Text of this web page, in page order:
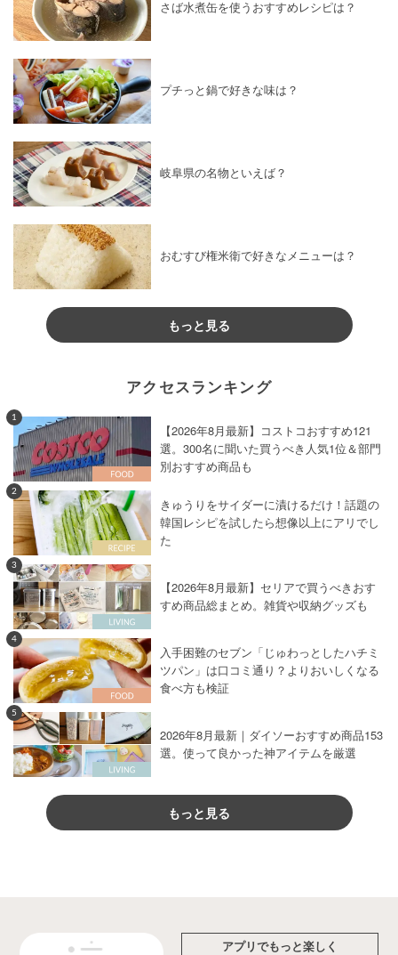
さば水煮缶を使うおすすめレシピは？
プチっと鍋で好きな味は？
岐阜県の名物といえば？
おむすび権米衛で好きなメニューは？
もっと見る
アクセスランキング
1
【2026年8月最新】コストコおすすめ121
選。300名に聞いた買うべき人気1位＆部門
別おすすめ商品も
2
きゅうりをサイダーに漬けるだけ！話題の
韓国レシピを試したら想像以上にアリでし
た
3
【2026年8月最新】セリアで買うべきおす
すめ商品総まとめ。雑貨や収納グッズも
4
入手困難のセブン「じゅわっとしたハチミ
ツパン」は口コミ通り？よりおいしくなる
食べ方も検証
5
2026年8月最新｜ダイソーおすすめ商品153
選。使って良かった神アイテムを厳選
もっと見る
アプリでもっと楽しく